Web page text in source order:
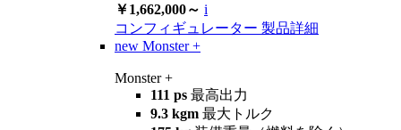
￥1,662,000～ i
コンフィギュレーター 製品詳細
new Monster +
Monster +
111 ps 最高出力
9.3 kgm 最大トルク